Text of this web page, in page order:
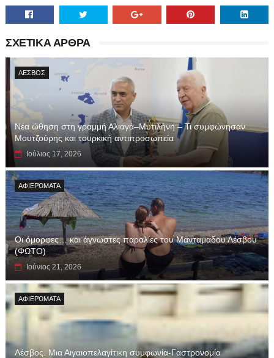
ΣΧΕΤΙΚΑ ΑΡΘΡΑ
ΛΕΣΒΟΣ
Νέα ώθηση στη γραμμή Αλιαγά–Μυτιλήνη – Τι συμφώνησαν
Μουτζούρης και τουρκική αντιπροσωπεία
Ιούλιος 17, 2026
ΑΦΙΕΡΏΜΑΤΑ
Οι όμορφες… και άγνωστες παραλίες του Μανταμαδου Λέσβου
(ΦΩΤΟ)
Ιούνιος 21, 2026
ΑΦΙΕΡΏΜΑΤΑ
Λέσβος. Μια Αιγαιοπελαγίτικη συμφωνία-Γαστρονομία